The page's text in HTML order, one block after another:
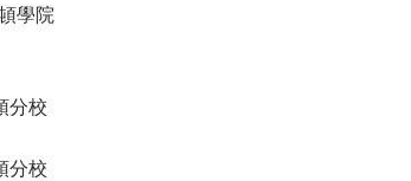
學院
分校
分校